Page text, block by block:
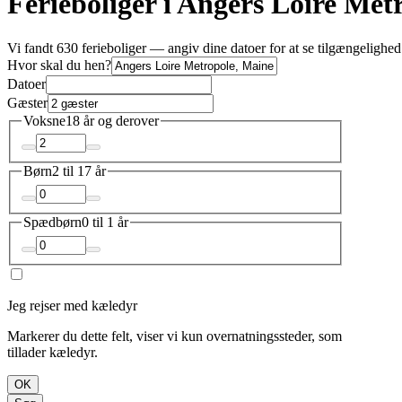
Vi fandt 630 ferieboliger — angiv dine datoer for at se tilgængelighed
Hvor skal du hen?
Datoer
Gæster
Voksne18 år og derover
Børn2 til 17 år
Spædbørn0 til 1 år
Jeg rejser med kæledyr
Markerer du dette felt, viser vi kun overnatningssteder, som
tillader kæledyr.
OK